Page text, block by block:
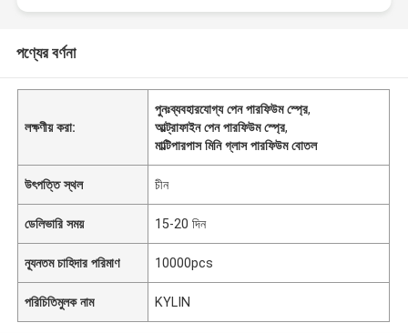
পণ্যের বর্ণনা
লক্ষণীয় করা:
পুনঃব্যবহারযোগ্য পেন পারফিউম স্প্রে,
আল্ট্রাফাইন পেন পারফিউম স্প্রে,
মাল্টিপারপাস মিনি গ্লাস পারফিউম বোতল
উৎপত্তি স্থল চীন
ডেলিভারি সময় 15-20 দিন
ন্যূনতম চাহিদার পরিমাণ 10000pcs
পরিচিতিমুলক নাম KYLIN